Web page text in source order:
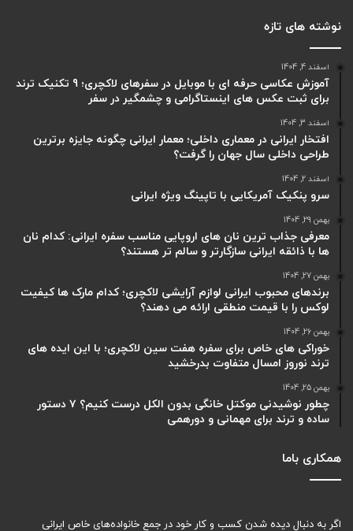
نوشته های تازه
اسفند 4, 1404
آموزش عکاسی حرفه ای با موبایل در سفرهای لاکچری؛ 9 تکنیک ترند
برای ثبت عکس های اینستاگرامی و چشمگیر در سفر
اسفند 3, 1404
افتخار ایرانی در معماری داخلی؛ معمار ایرانی چگونه جایزه برترین
طراحی داخلی سال جهان را گرفت؟
اسفند 2, 1404
سرو پنکیک آمریکایی با تاپینگ ویژه ایرانی
بهمن 29, 1404
معرفی جذاب ترین نان های اروپایی مناسب سفره ایرانی: کدام نان
ها با ذائقه ایرانی سازگارتر و سالم تر هستند؟
بهمن 27, 1404
برندهای محبوب ایرانی لوازم آرایشی لاکچری؛ کدام مارک ها کیفیت
لوکس را با قیمت منطقی ارائه می دهند؟
بهمن 26, 1404
خوراکی های خاص برای سفره هفت سین لاکچری؛ با این ایده های
ترند نوروز امسال متفاوت بدرخشید
بهمن 25, 1404
چطور نوشیدنی موکتل خانگی بدون الکل درست کنیم؟ ۷ دستور
ساده و ترند برای مهمانی و دورهمی
همکاری باما
اگر به دنبال دیده شدن کسب و کار خود در جمع خانواده‌های خاص ایرانی